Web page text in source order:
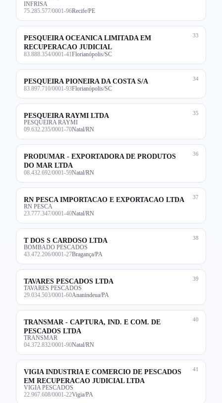
INFRISA
75.285.577/0001-96Recife/PE
33
PESQUEIRA OCEANICA LIMITADA EM
RECUPERACAO JUDICIAL
83.888.354/0001-41 Florianópolis/SC
34
PESQUEIRA PIONEIRA DA COSTA S/A
83.897.710/0001-93Florianópolis/SC
35
PESQUEIRA RAYMI LTDA
PESQUEIRA RAYMI
09.632.235/0001-70Natal/RN
36
PRODUMAR - EXPORTADORA DE PRODUTOS
DO MAR LTDA
08.432.692/0001-59Natal/RN
37
RN PESCA IMPORTACAO E EXPORTACAO LTDA
RN PESCA
23.777.347/0001-40Natal/RN
38
T DOS S CARDOSO LTDA
BOMBADO PESCADOS
43.472.206/0001-27Bragança/PA
39
TAVARES PESCADOS LTDA
TAVARES PESCADOS
29.034.503/0001-60Ananindeua/PA
40
TRANSMAR - CAPTURA, IND. E COM. DE
PESCADOS LTDA
TRANSMAR
04.372.832/0001-90Natal/RN
41
VIGIA INDUSTRIA E COMERCIO DE PESCADOS
EM RECUPERACAO JUDICIAL LTDA
VIGIA PESCADOS
22.967.608/0001-22Vigia/PA